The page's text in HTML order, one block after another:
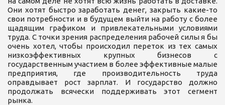
Они хотят быстро заработать денег, закрыть какие-то
свои потребности и в будущем выйти на работу с более
щадящим графиком и привлекательными условиями
труда. С точки зрения распределения рабочей силы я бы
очень хотел, чтобы происходил переток из тех самых
низкоэффективных крупных бизнесов с
государственным участием в более эффективные малые
предприятия, где производительность труда
оправдывает рост зарплат. И государство должно
продолжать всячески поддерживать этот сегмент
рынка.